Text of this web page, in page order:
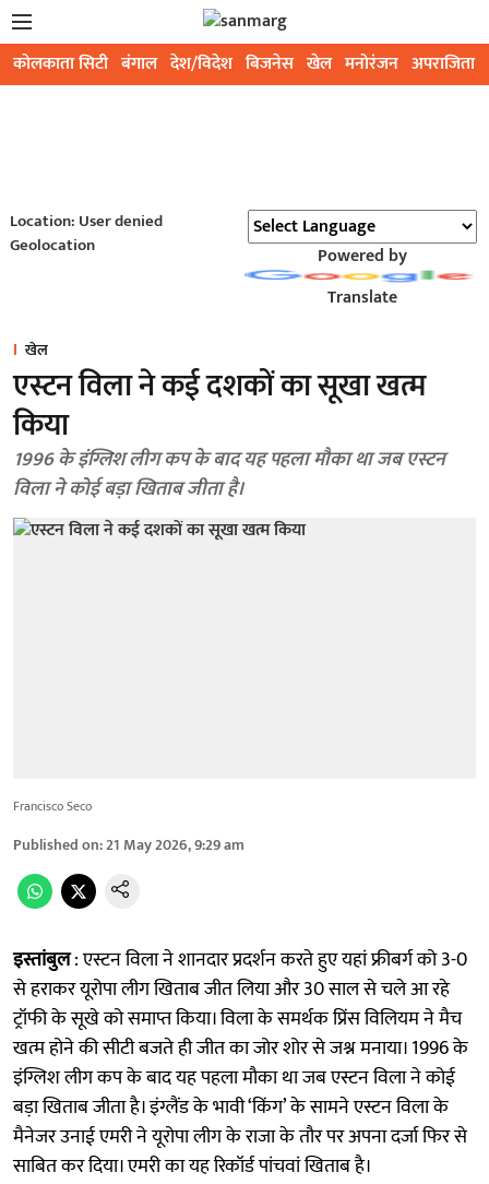
कोलकाता सिटी बंगाल देश/विदेश बिजनेस खेल मनोरंजन अपराजिता
Location: User denied
Geolocation
Powered by
Translate
खेल
एस्टन विला ने कई दशकों का सूखा खत्म
किया
1996 के इंग्लिश लीग कप के बाद यह पहला मौका था जब एस्टन
विला ने कोई बड़ा खिताब जीता है।
Francisco Seco
Published on:21 May 2026, 9:29 am
इस्तांबुल: एस्टन विला ने शानदार प्रदर्शन करते हुए यहां फ्रीबर्ग को 3-0
से हराकर यूरोपा लीग खिताब जीत लिया और 30 साल से चले आ रहे
ट्रॉफी के सूखे को समाप्त किया। विला के समर्थक प्रिंस विलियम ने मैच
खत्म होने की सीटी बजते ही जीत का जोर शोर से जश्न मनाया। 1996 के
इंग्लिश लीग कप के बाद यह पहला मौका था जब एस्टन विला ने कोई
बड़ा खिताब जीता है। इंग्लैंड के भावी ‘किंग’ के सामने एस्टन विला के
मैनेजर उनाई एमरी ने यूरोपा लीग के राजा के तौर पर अपना दर्जा फिर से
साबित कर दिया। एमरी का यह रिकॉर्ड पांचवां खिताब है।